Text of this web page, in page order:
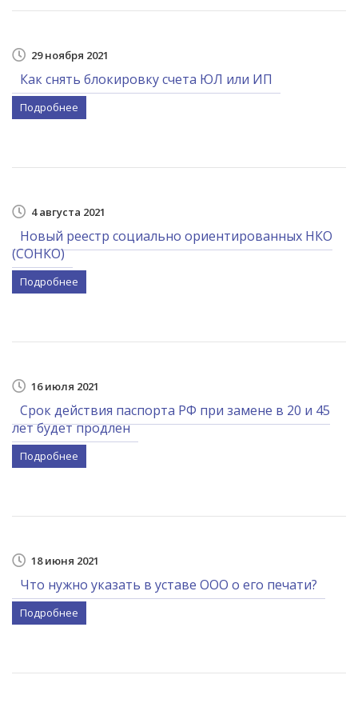
29 ноября 2021
Как снять блокировку счета ЮЛ или ИП
Подробнее
4 августа 2021
Новый реестр социально ориентированных НКО
(СОНКО)
Подробнее
16 июля 2021
Срок действия паспорта РФ при замене в 20 и 45
лет будет продлен
Подробнее
18 июня 2021
Что нужно указать в уставе ООО о его печати?
Подробнее